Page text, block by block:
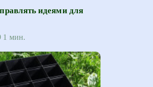
идеями для
1 мин.